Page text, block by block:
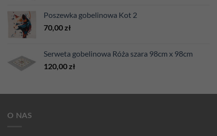
Poszewka gobelinowa Kot 2
70,00 zł
Serweta gobelinowa Róża szara 98cm x 98cm
120,00 zł
O NAS